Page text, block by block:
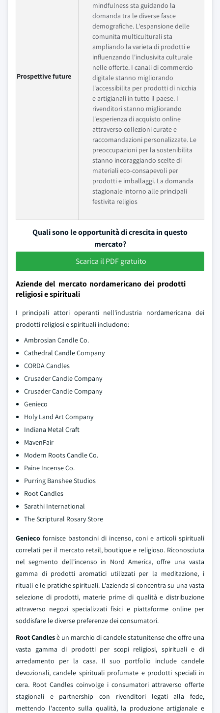
Prospettive future
mindfulness sta guidando la
domanda tra le diverse fasce
demografiche. L'espansione delle
comunita multiculturali sta
ampliando la varieta di prodotti e
influenzando l'inclusivita culturale
nelle offerte. I canali di commercio
digitale stanno migliorando
l'accessibilita per prodotti di nicchia
e artigianali in tutto il paese. I
rivenditori stanno migliorando
l'esperienza di acquisto online
attraverso collezioni curate e
raccomandazioni personalizzate. Le
preoccupazioni per la sostenibilita
stanno incoraggiando scelte di
materiali eco-consapevoli per
prodotti e imballaggi. La domanda
stagionale intorno alle principali
festivita religios
Quali sono le opportunità di crescita in questo
mercato?
Scarica il PDF gratuito
Aziende del mercato nordamericano dei prodotti
religiosi e spirituali
I principali attori operanti nell'industria nordamericana dei
prodotti religiosi e spirituali includono:
Ambrosian Candle Co.
Cathedral Candle Company
CORDA Candles
Crusader Candle Company
Crusader Candle Company
Genieco
Holy Land Art Company
Indiana Metal Craft
MavenFair
Modern Roots Candle Co.
Paine Incense Co.
Purring Banshee Studios
Root Candles
Sarathi International
The Scriptural Rosary Store
Genieco fornisce bastoncini di incenso, coni e articoli spirituali
correlati per il mercato retail, boutique e religioso. Riconosciuta
nel segmento dell'incenso in Nord America, offre una vasta
gamma di prodotti aromatici utilizzati per la meditazione, i
rituali e le pratiche spirituali. L'azienda si concentra su una vasta
selezione di prodotti, materie prime di qualità e distribuzione
attraverso negozi specializzati fisici e piattaforme online per
soddisfare le diverse preferenze dei consumatori.
Root Candlesè un marchio di candele statunitense che offre una
vasta gamma di prodotti per scopi religiosi, spirituali e di
arredamento per la casa. Il suo portfolio include candele
devozionali, candele spirituali profumate e prodotti speciali in
cera. Root Candles coinvolge i consumatori attraverso offerte
stagionali e partnership con rivenditori legati alla fede,
mettendo l'accento sulla qualità, la produzione artigianale e